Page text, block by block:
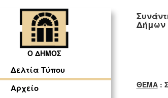
Ο ΔΗΜΟΣ
Δελτία Τύπου
Αρχείο
Δήμων
ΘΕΜΑ: